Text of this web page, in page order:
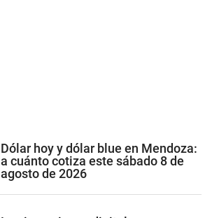
Dólar hoy y dólar blue en Mendoza:
a cuánto cotiza este sábado 8 de
agosto de 2026